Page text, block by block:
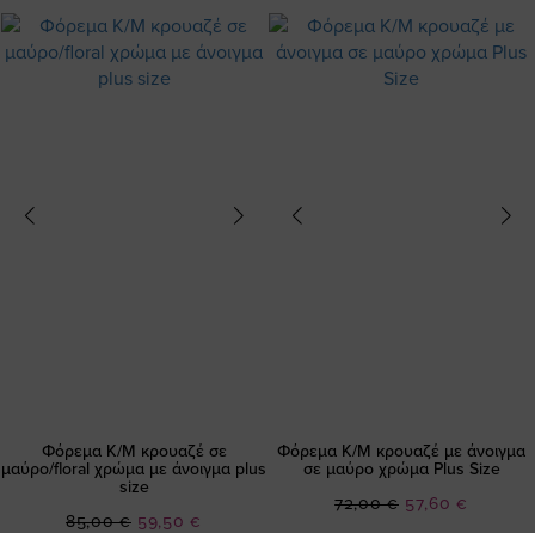
Φόρεμα Κ/Μ κρουαζέ σε
μαύρο/floral χρώμα με άνοιγμα plus
size
Ειδική
59,50 €
85,00 €
Φόρεμα Κ/Μ κρουαζέ με άνοιγμα
σε μαύρο χρώμα Plus Size
Ειδική
57,60 €
72,00 €